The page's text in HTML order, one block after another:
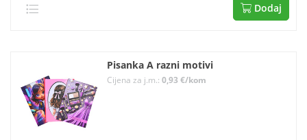
Dodaj
Pisanka A razni motivi
Cijena za j.m.: 0,93 €/kom